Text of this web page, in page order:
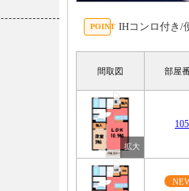
IHコンロ付き/
間取図 部屋
105